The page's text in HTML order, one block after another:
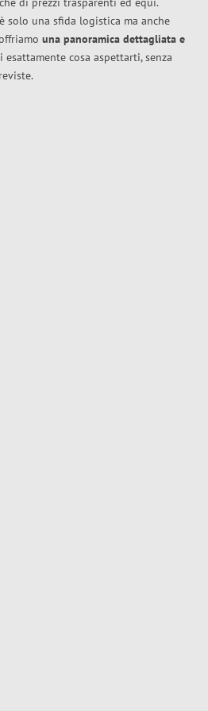
solo una sfida logistica ma anche
una panoramica dettagliata e
esattamente cosa aspettarti, senza